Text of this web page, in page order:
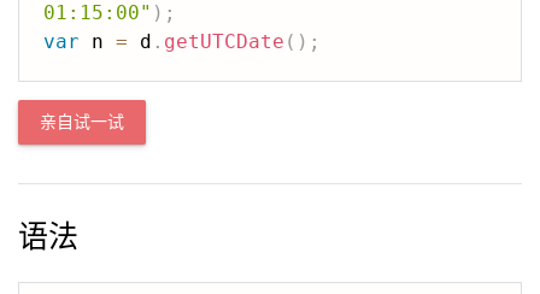
01:15:00" ) ;
var n = d . getUTCDate ( ) ;
亲自试一试
语法